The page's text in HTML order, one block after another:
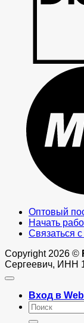
Оптовый
Начать
Связаться
Copyright 2026 ©
Сергеевич, ИНН
Вход в
Искать: